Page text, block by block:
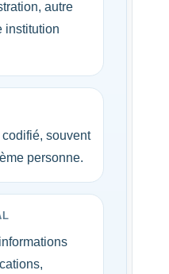
autre
institution
souvent
personne.